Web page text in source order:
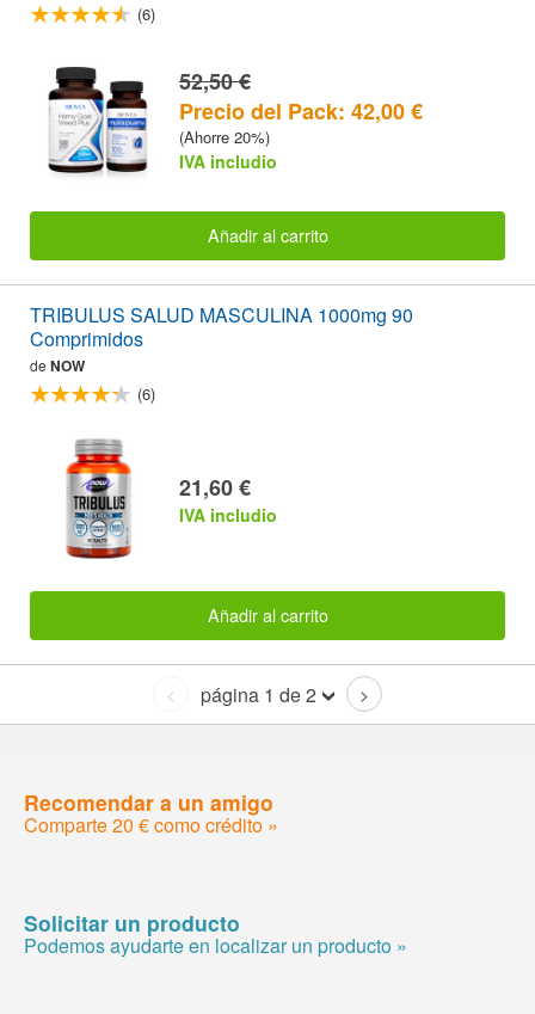
(6)
52,50 €
Precio del Pack: 42,00 €
(Ahorre 20%)
IVA includio
Añadir al carrito
TRIBULUS SALUD MASCULINA 1000mg 90
Comprimidos
de NOW
(6)
21,60 €
IVA includio
Añadir al carrito
< página 1 de 2 >
Recomendar a un amigo
Comparte 20 € como crédito »
Solicitar un producto
Podemos ayudarte en localizar un producto »